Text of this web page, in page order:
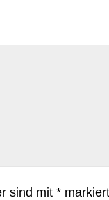
sind mit * markiert